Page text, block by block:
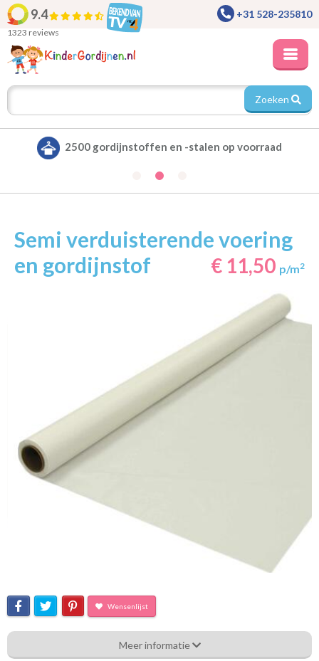
9.4
1323 reviews
+31 528-235810
Zoeken
Alle gordijnen verduisterend leverbaar
Semi verduisterende voering
en gordijnstof
€ 11,50 p/m2
Wensenlijst
50% verduisterende voering- en gordijnstof
Eigenschappen gordijnstof
Meer informatie